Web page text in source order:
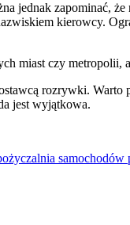
jednak zapominać,
kierowcy.
miast czy metropolii,
rozrywki.
jest wyjątkowa.
samochodów